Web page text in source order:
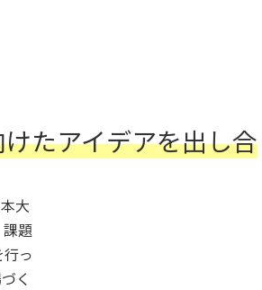
たアイデアを出し合
大
題
っ
く